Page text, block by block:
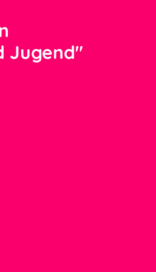
Jugend"